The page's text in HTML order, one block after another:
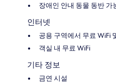
장애인 안내 동물 동반 가
인터넷
공용 구역에서 무료 WiFi
객실 내 무료 WiFi
기타 정보
금연 시설